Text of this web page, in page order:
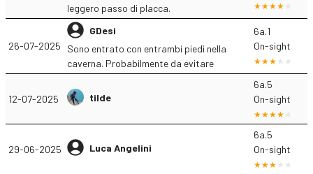
leggero passo di placca.
26-07-2025
GDesi
Sono entrato con entrambi piedi nella
caverna. Probabilmente da evitare
6a.1
On-sight
12-07-2025 tilde
6a.5
On-sight
29-06-2025 Luca Angelini
6a.5
On-sight